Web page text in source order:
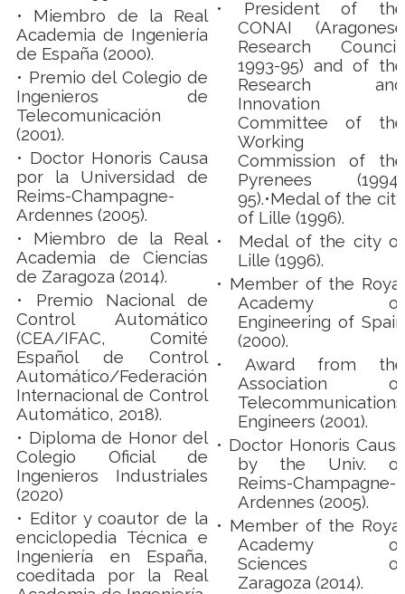
• Miembro de la Real
Academia de Ingeniería
de España (2000).
• Premio del Colegio de
Ingenieros de
Telecomunicación
(2001).
• Doctor Honoris Causa
por la Universidad de
Reims-Champagne-
Ardennes (2005).
• Miembro de la Real
Academia de Ciencias
de Zaragoza (2014).
• Premio Nacional de
Control Automático
(CEA/IFAC, Comité
Español de Control
Automático/Federación
Internacional de Control
Automático, 2018).
• Diploma de Honor del
Colegio Oficial de
Ingenieros Industriales
(2020)
• Editor y coautor de la
enciclopedia Técnica e
Ingeniería en España,
coeditada por la Real
• President of the
CONAI (Aragonese
Research Council,
1993-95) and of the
Research and
Innovation
Committee of the
Working
Commission of the
Pyrenees (1994-
95).•Medal of the city
of Lille (1996).
• Medal of the city of
Lille (1996).
• Member of the Royal
Academy of
Engineering of Spain
(2000).
• Award from the
Association of
Telecommunications
Engineers (2001).
• Doctor Honoris Causa
by the Univ. of
Reims-Champagne-
Ardennes (2005).
• Member of the Royal
Academy of
Sciences of
Zaragoza (2014).